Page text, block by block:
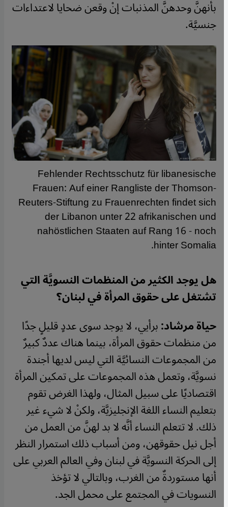
بأنهنَّ وحدهنَّ المذنبات إنْ وقعن ضحايا لاعتداءات
جنسيَّة.
Fehlender Rechtsschutz für libanesische
Frauen: Auf einer Rangliste der Thomson-
Reuters-Stiftung zu Frauenrechten findet sich
der Libanon unter 22 afrikanischen und
nahöstlichen Staaten auf Rang 16 - noch
hinter Somalia.
هل يوجد الكثير من المنظمات النسويَّة التي
تشتغل على حقوق المرأة في لبنان؟
حياة مرشاد:برأيي، لا يوجد سوى عددٍ قليلٍ جدًا
من منظمات حقوق المرأة، بينما هناك عددٌ كبيرٌ
من المجموعات النسائيَّة التي ليس لديها أجندة
نسويَّة، وتعمل هذه المجموعات على تمكين المرأة
اقتصاديًا على سبيل المثال، ولهذا الغرض تقوم
بتعليم النساء اللغة الإنجليزيَّة، ولكنْ لا شيء غير
ذلك. لا تتعلم النساء أنَّه لا بد لهنَّ من العمل من
أجل نيل حقوقهن، ومن أسباب ذلك استمرار النظر
إلى الحركة النسويَّة في لبنان وفي العالم العربي على
أنها مستوردةٌ من الغرب، وبالتالي لا تؤخذ
النسويات في المجتمع على محمل الجد.